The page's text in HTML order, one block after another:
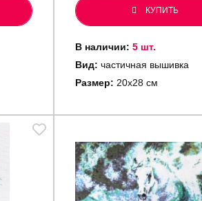
КУПИТЬ
В наличии: 5 шт.
Вид: частичная вышивка
Размер: 20х28 см